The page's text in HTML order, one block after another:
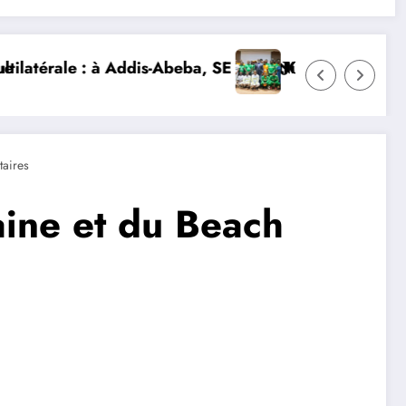
Nialé Kaba porte la voix de la Côte d’Ivoire et
𝐉𝐎𝐉 𝐃𝐀𝐊𝐀𝐑 𝟐𝟎𝟐𝟔 : 𝐋𝐄𝐒 𝐀𝐓𝐇𝐋È𝐓𝐄𝐒
et du Beach